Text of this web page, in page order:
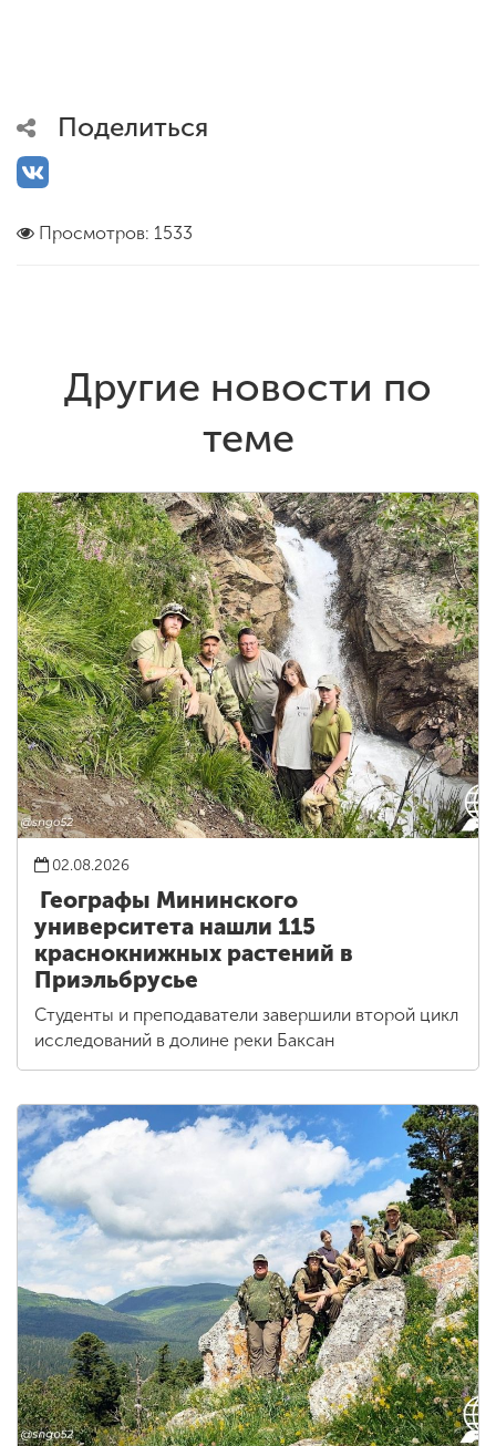
Поделиться
Просмотров: 1533
Другие новости по
теме
02.08.2026
Географы Мининского
университета нашли 115
краснокнижных растений в
Приэльбрусье
Студенты и преподаватели завершили второй цикл
исследований в долине реки Баксан